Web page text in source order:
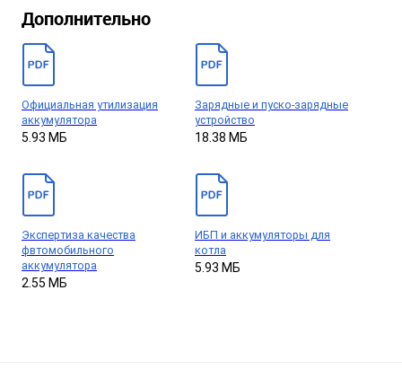
Дополнительно
Официальная утилизация
аккумулятора
5.93 МБ
Зарядные и пуско-зарядные
устройство
18.38 МБ
Экспертиза качества
фвтомобильного
аккумулятора
2.55 МБ
ИБП и аккумуляторы для
котла
5.93 МБ